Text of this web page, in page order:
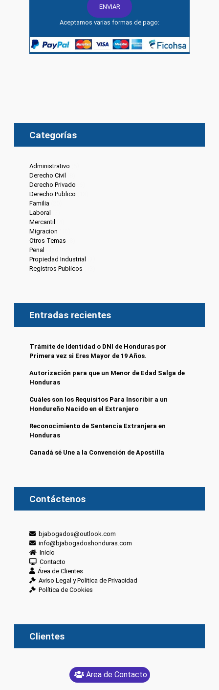
Aceptamos varias formas de pago:
Categorías
Administrativo
Derecho Civil
Derecho Privado
Derecho Publico
Familia
Laboral
Mercantil
Migracion
Otros Temas
Penal
Propiedad Industrial
Registros Publicos
Entradas recientes
Trámite de Identidad o DNI de Honduras por
Primera vez si Eres Mayor de 19 Años.
Autorización para que un Menor de Edad Salga de
Honduras
Cuáles son los Requisitos Para Inscribir a un
Hondureño Nacido en el Extranjero
Reconocimiento de Sentencia Extranjera en
Honduras
Canadá sé Une a la Convención de Apostilla
Contáctenos
bjabogados@outlook.com
info@bjabogadoshonduras.com
Inicio
Contacto
Área de Clientes
Aviso Legal y Politica de Privacidad
Política de Cookies
Clientes
Area de Contacto